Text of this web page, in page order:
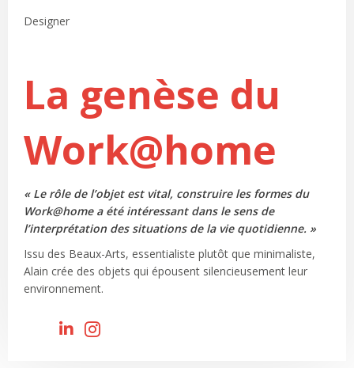
La genèse du
Work@home
« Le rôle de l’objet est vital, construire les formes du
Work@home a été intéressant dans le sens de
l’interprétation des situations de la vie quotidienne. »
Issu des Beaux-Arts, essentialiste plutôt que minimaliste,
Alain crée des objets qui épousent silencieusement leur
environnement.
Designer